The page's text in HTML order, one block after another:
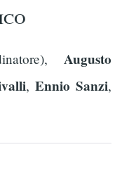
Augusto
, Ennio Sanzi,